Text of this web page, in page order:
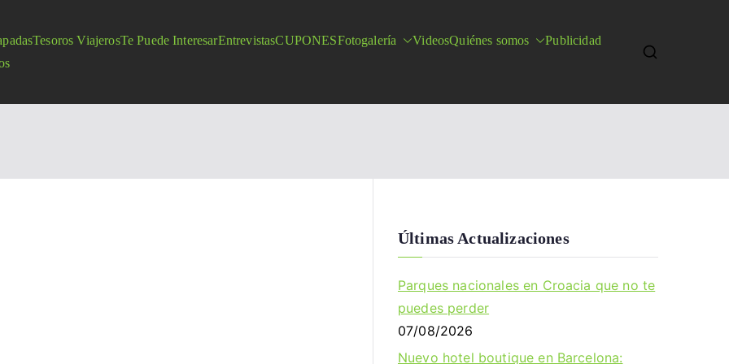
Tesoros ViajerosTe Puede InteresarEntrevistasCUPONESFotogalería VideosQuiénes somos
Publicidad
Últimas Actualizaciones
Parques nacionales en Croacia que no te
puedes perder
07/08/2026
Nuevo hotel boutique en Barcelona: